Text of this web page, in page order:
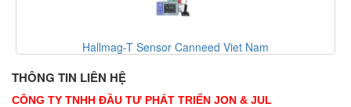
Hallmag-T Sensor Canneed Viet Nam
THÔNG TIN LIÊN HỆ
CÔNG TY TNHH ĐẦU TƯ PHÁT TRIỂN JON & JUL